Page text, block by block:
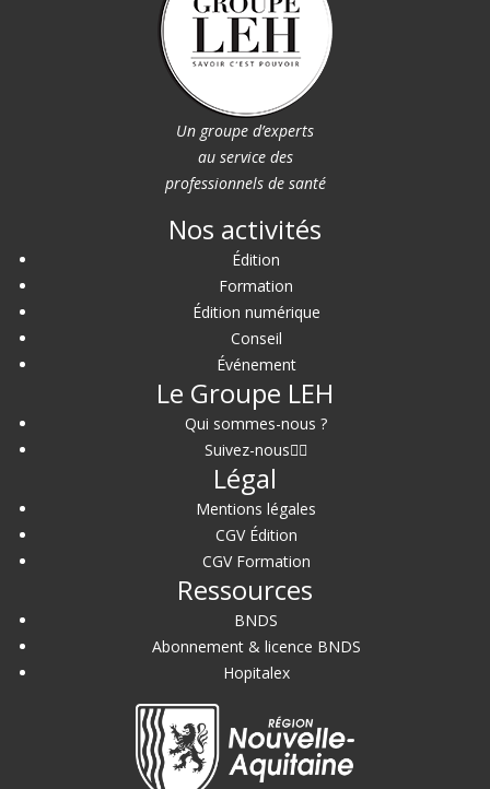
Un groupe d’experts
au service des
professionnels de santé
Nos activités
Édition
Formation
Édition numérique
Conseil
Événement
Le Groupe LEH
Qui sommes-nous ?
Suivez-nous
Légal
Mentions légales
CGV Édition
CGV Formation
Ressources
BNDS
Abonnement & licence BNDS
Hopitalex